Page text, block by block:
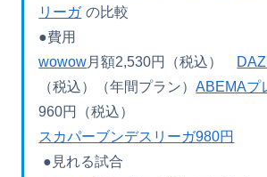
リーガ の比較
●費用
wowow月額2,530円（税込）
（税込）（年間プラン）ABEMAプ
960円（税込）
スカパーブンデスリーガ980円
●見れる試合